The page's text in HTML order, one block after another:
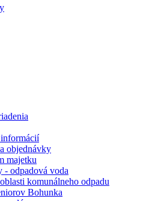
objednávky
majetku
- odpadová voda
komunálneho odpadu
Bohunka